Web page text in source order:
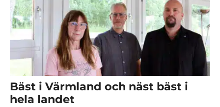
Bäst i Värmland och näst bäst i
hela landet